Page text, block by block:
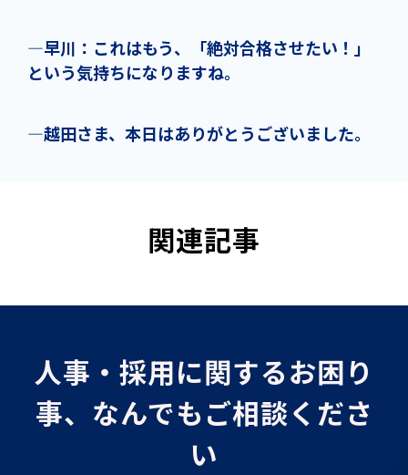
—早川：これはもう、「絶対合格させたい！」
という気持ちになりますね。
—越田さま、本日はありがとうございました。
関連記事
人事・採用に関するお困り
事、なんでもご相談くださ
い